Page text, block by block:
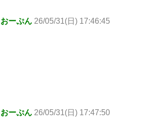
ーぷん 26/05/31(日) 17:46:45
ーぷん 26/05/31(日) 17:47:50